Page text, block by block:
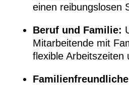
einen reibungslosen
Beruf und Familie:
Mitarbeitende mit
flexible Arbeitszeiten
Familienfreundliche